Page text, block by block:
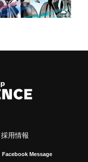
採用情報
Facebook Message